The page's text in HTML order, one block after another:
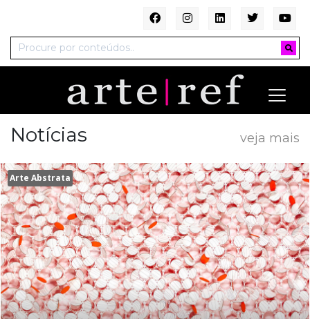
Notícias veja mais
Arte Abstrata